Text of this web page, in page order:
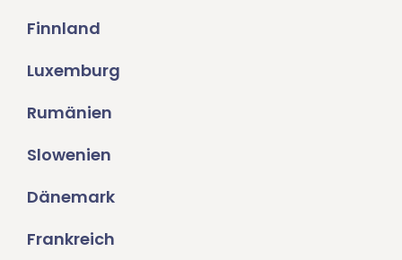
Finnland
Luxemburg
Rumänien
Slowenien
Dänemark
Frankreich